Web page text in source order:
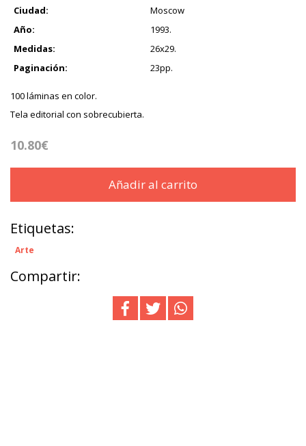
Ciudad:
Moscow
Año:
1993.
Medidas:
26x29.
Paginación:
23pp.
100 láminas en color.
Tela editorial con sobrecubierta.
10.80€
Añadir al carrito
Etiquetas:
Arte
Compartir: